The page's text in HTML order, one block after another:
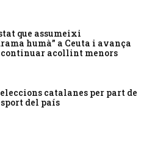
que assumeixi
humà” a Ceuta i avança
continuar acollint menors
catalanes per part de
del país